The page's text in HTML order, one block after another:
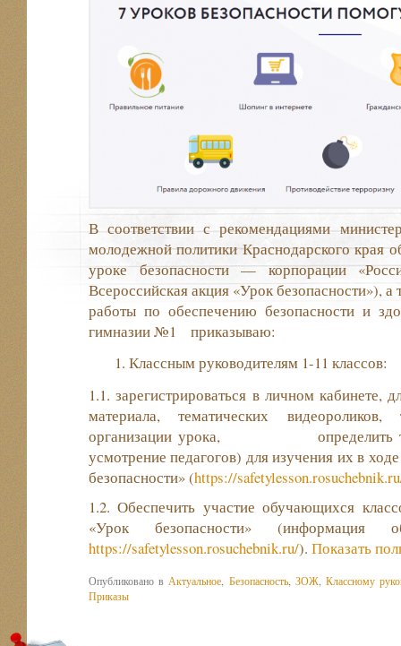
В соответствии с рекомендациями
молодежной политики Краснодарского края
уроке безопасности — корпорации
Всероссийская акция «Урок безопасности»), а
работы по обеспечению безопасности и
гимназии №1 приказываю:
Классным руководителям 1-11 классов:
1.1. зарегистрироваться в личном кабинете,
материала, тематических
организации урока, определить
усмотрение педагогов) для изучения их в
безопасности» (https://
1.2. Обеспечить участие обучающихся
«Урок безопасности»
https://safetylesson.rosuchebnik.ru/). Показать
Опубликовано в Актуальное Безопасность, ЗОЖ, Классному
Приказы